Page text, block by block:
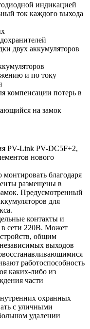
индикацией
ток каждого выхода
двух аккумуляторов
и по току
компенсации потерь в
на замок
PV-Link PV-DC5F+2,
нового
благодаря
размещены в
Предусмотренный
для
контакты и
в сети 220В. Может
общим
выходов
работоспособность
каких-либо из
части
охранных
с уличными
удалении